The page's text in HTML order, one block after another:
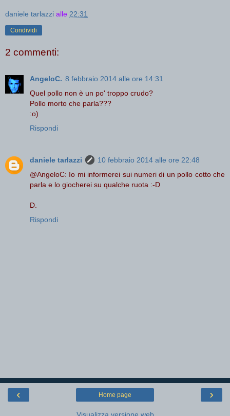
daniele tarlazzi alle 22:31
Condividi
2 commenti:
AngeloC. 8 febbraio 2014 alle ore 14:31
Quel pollo non è un po' troppo crudo?
Pollo morto che parla???
:o)
Rispondi
daniele tarlazzi
10 febbraio 2014 alle ore 22:48
@AngeloC: Io mi informerei sui numeri di un pollo cotto che
parla e lo giocherei su qualche ruota :-D
D.
Rispondi
‹ ›
Home page